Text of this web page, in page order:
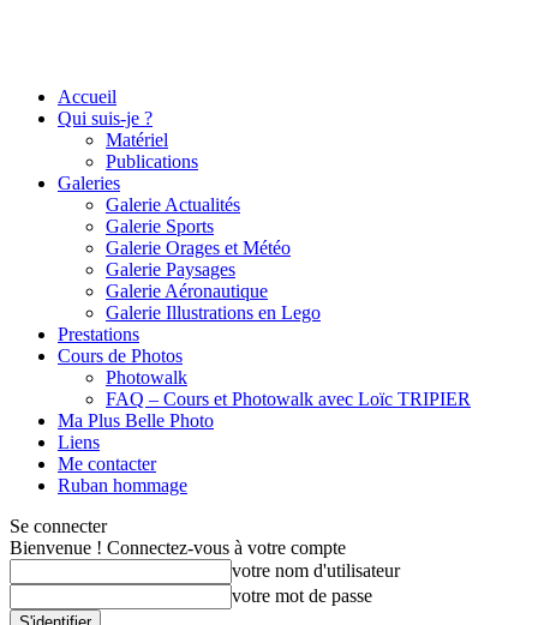
Accueil
Qui suis-je ?
Matériel
Publications
Galeries
Galerie Actualités
Galerie Sports
Galerie Orages et Météo
Galerie Paysages
Galerie Aéronautique
Galerie Illustrations en Lego
Prestations
Cours de Photos
Photowalk
FAQ – Cours et Photowalk avec Loïc TRIPIER
Ma Plus Belle Photo
Liens
Me contacter
Ruban hommage
Se connecter
Bienvenue ! Connectez-vous à votre compte
votre nom d'utilisateur
votre mot de passe